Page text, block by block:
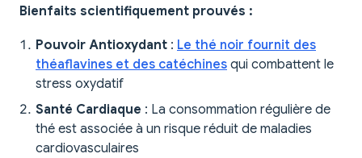
Bienfaits scientifiquement prouvés :
Pouvoir Antioxydant : Le thé noir fournit des
théaflavines et des catéchines qui combattent le
stress oxydatif
Santé Cardiaque : La consommation régulière de
thé est associée à un risque réduit de maladies
cardiovasculaires